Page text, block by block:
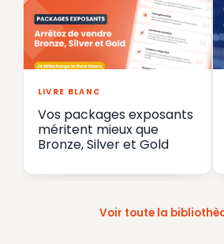
LIVRE BLANC
Vos packages exposants
méritent mieux que
Bronze, Silver et Gold
Voir toute la